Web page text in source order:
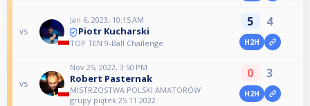
vs
Jan 6, 2023, 10:15 AM
Piotr Kucharski
TOP TEN 9-Ball Challenge
5 4
H2H
vs
Nov 25, 2022, 3:50 PM
Robert Pasternak
MISTRZOSTWA POLSKI AMATORÓW
grupy piątek 25.11.2022
0 3
H2H